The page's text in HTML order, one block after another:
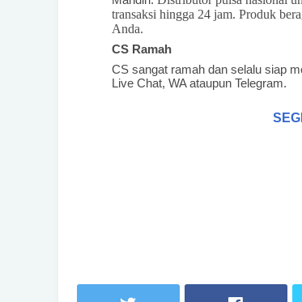
transaksi hingga 24 jam. Produk
Anda.
CS Ramah
CS sangat ramah dan selalu siap
Live Chat, WA ataupun Telegram.